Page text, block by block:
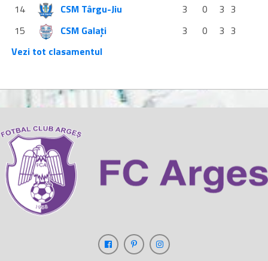
14
CSM Târgu-Jiu 3 0 3 3
15
CSM Galați 3 0 3 3
Vezi tot clasamentul